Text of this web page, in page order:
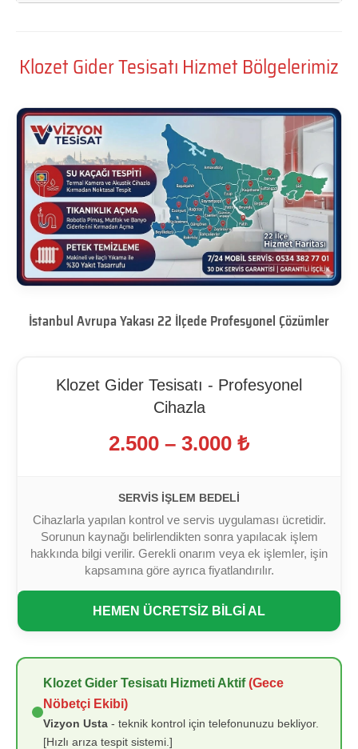
Klozet Gider Tesisatı Hizmet Bölgelerimiz
İstanbul Avrupa Yakası 22 İlçede Profesyonel Çözümler
Klozet Gider Tesisatı - Profesyonel
Cihazla
2.500 – 3.000 ₺
SERVIS İŞLEM BEDELI
Cihazlarla yapılan kontrol ve servis uygulaması ücretidir.
Sorunun kaynağı belirlendikten sonra yapılacak işlem
hakkında bilgi verilir. Gerekli onarım veya ek işlemler, işin
kapsamına göre ayrıca fiyatlandırılır.
HEMEN ÜCRETSİZ BİLGİ AL
Klozet Gider Tesisatı Hizmeti Aktif(Gece
Nöbetçi Ekibi)
Vizyon Usta - teknik kontrol için telefonunuzu bekliyor.
[Hızlı arıza tespit sistemi.]